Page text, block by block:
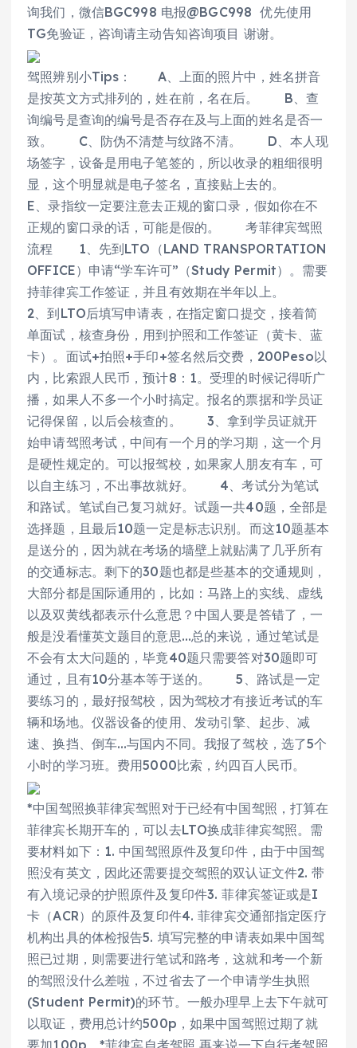
询我们，微信BGC998 电报@BGC998 优先使用
TG免验证，咨询请主动告知咨询项目 谢谢。
驾照辨别小Tips： A、上面的照片中，姓名拼音
是按英文方式排列的，姓在前，名在后。 B、查
询编号是查询的编号是否存在及与上面的姓名是否一
致。 C、防伪不清楚与纹路不清。 D、本人现
场签字，设备是用电子笔签的，所以收录的粗细很明
显，这个明显就是电子签名，直接贴上去的。
E、录指纹一定要注意去正规的窗口录，假如你在不
正规的窗口录的话，可能是假的。 考菲律宾驾照
流程 1、先到LTO（LAND TRANSPORTATION
OFFICE）申请“学车许可”（Study Permit）。需要
持菲律宾工作签证，并且有效期在半年以上。
2、到LTO后填写申请表，在指定窗口提交，接着简
单面试，核查身份，用到护照和工作签证（黄卡、蓝
卡）。面试+拍照+手印+签名然后交费，200Peso以
内，比索跟人民币，预计8：1。受理的时候记得听广
播，如果人不多一个小时搞定。报名的票据和学员证
记得保留，以后会核查的。 3、拿到学员证就开
始申请驾照考试，中间有一个月的学习期，这一个月
是硬性规定的。可以报驾校，如果家人朋友有车，可
以自主练习，不出事故就好。 4、考试分为笔试
和路试。笔试自己复习就好。试题一共40题，全部是
选择题，且最后10题一定是标志识别。而这10题基本
是送分的，因为就在考场的墙壁上就贴满了几乎所有
的交通标志。剩下的30题也都是些基本的交通规则，
大部分都是国际通用的，比如：马路上的实线、虚线
以及双黄线都表示什么意思？中国人要是答错了，一
般是没看懂英文题目的意思…总的来说，通过笔试是
不会有太大问题的，毕竟40题只需要答对30题即可
通过，且有10分基本等于送的。 5、路试是一定
要练习的，最好报驾校，因为驾校才有接近考试的车
辆和场地。仪器设备的使用、发动引擎、起步、减
速、换挡、倒车…与国内不同。我报了驾校，选了5个
小时的学习班。费用5000比索，约四百人民币。
*中国驾照换菲律宾驾照对于已经有中国驾照，打算在
菲律宾长期开车的，可以去LTO换成菲律宾驾照。需
要材料如下：1. 中国驾照原件及复印件，由于中国驾
照没有英文，因此还需要提交驾照的双认证文件2. 带
有入境记录的护照原件及复印件3. 菲律宾签证或是I
卡（ACR）的原件及复印件4. 菲律宾交通部指定医疗
机构出具的体检报告5. 填写完整的申请表如果中国驾
照已过期，则需要进行笔试和路考，这就和考一个新
的驾照没什么差啦，不过省去了一个申请学生执照
(Student Permit)的环节。一般办理早上去下午就可
以取证，费用总计约500p，如果中国驾照过期了就